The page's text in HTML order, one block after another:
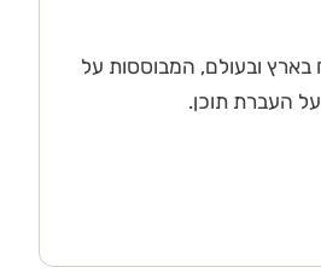
ובעולם, המבוססות על
העברת תוכן.